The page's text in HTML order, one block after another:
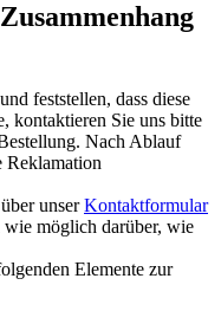
feststellen, dass diese
kontaktieren Sie uns bitte
Nach Ablauf
Reklamation
unserKontaktformular
wie möglich darüber, wie
Elemente zur